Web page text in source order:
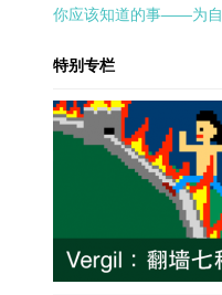
你应该知道的事——为自
特别专栏